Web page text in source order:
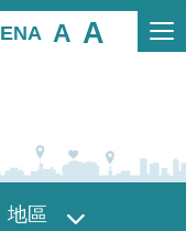
EN
地區